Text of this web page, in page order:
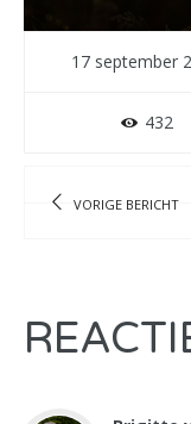
17 september
432
VORIGE BERICHT